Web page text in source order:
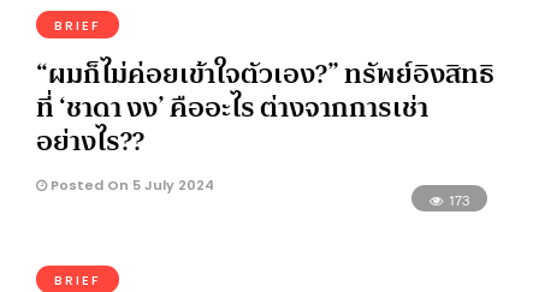
BRIEF
“ผมก็ไม่ค่อยเข้าใจตัวเอง?” ทรัพย์อิงสิทธิ
ที่ ‘ชาดา งง’ คืออะไร ต่างจากการเช่า
อย่างไร??
Posted On 5 July 2024
173
BRIEF